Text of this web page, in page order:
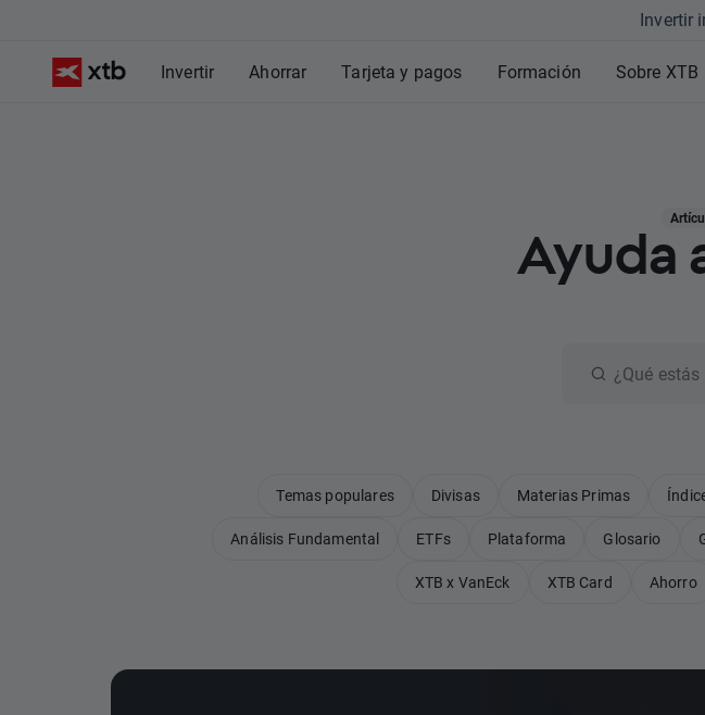
Invertir
Invertir Ahorrar Tarjeta y pagos Formación Sobre XTB
Ayuda
Temas populares Divisas Materias Primas
Análisis Fundamental ETFs Plataforma Glosario
XTB x VanEck XTB Card Ahorro